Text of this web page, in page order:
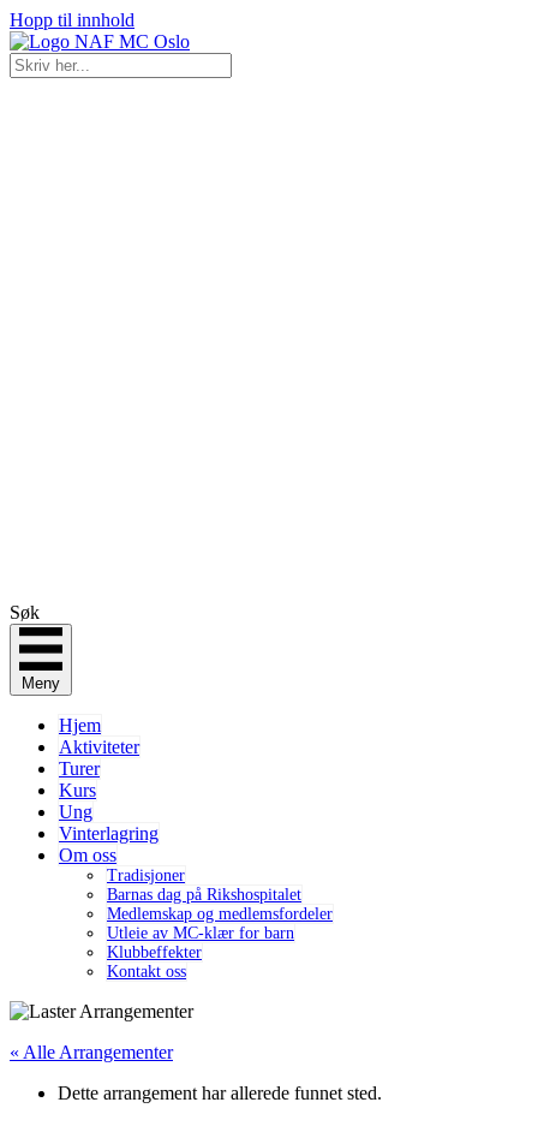
Hopp til innhold
Søk
Meny
Hjem
Aktiviteter
Turer
Kurs
Ung
Vinterlagring
Om oss
Tradisjoner
Barnas dag på Rikshospitalet
Medlemskap og medlemsfordeler
Utleie av MC-klær for barn
Klubbeffekter
Kontakt oss
« Alle Arrangementer
Dette arrangement har allerede funnet sted.